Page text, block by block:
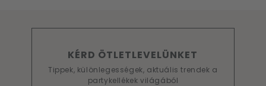
KÉRD ÖTLETLEVELÜNKET
Tippek, különlegességek, aktuális trendek a
partykellékek világából